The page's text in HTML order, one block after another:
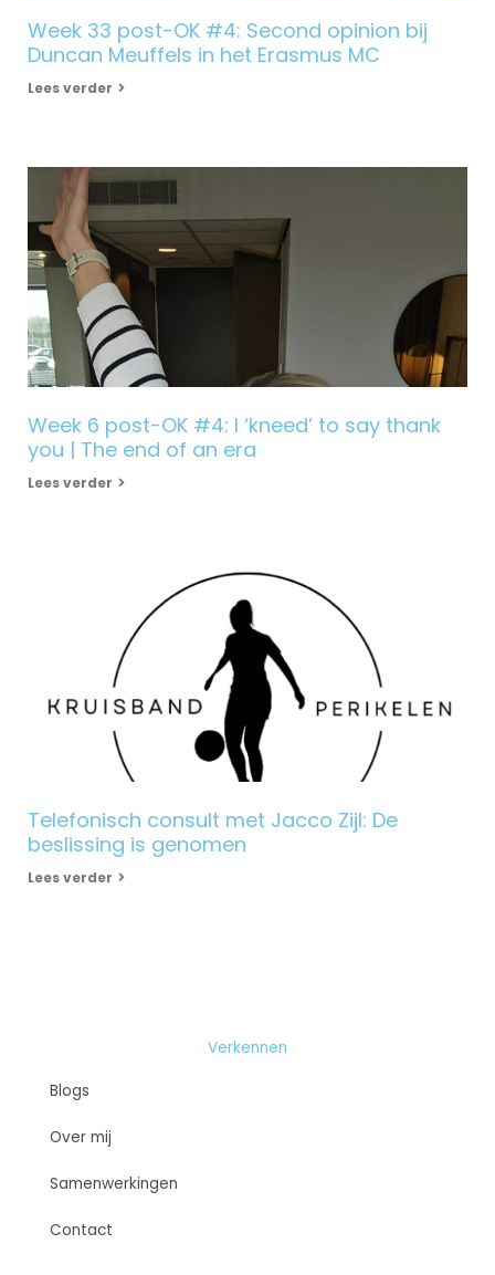
Week 33 post-OK #4: Second opinion bij
Duncan Meuffels in het Erasmus MC
Lees verder
Week 6 post-OK #4: I ‘kneed’ to say thank
you | The end of an era
Lees verder
Telefonisch consult met Jacco Zijl: De
beslissing is genomen
Lees verder
Verkennen
Blogs
Over mij
Samenwerkingen
Contact